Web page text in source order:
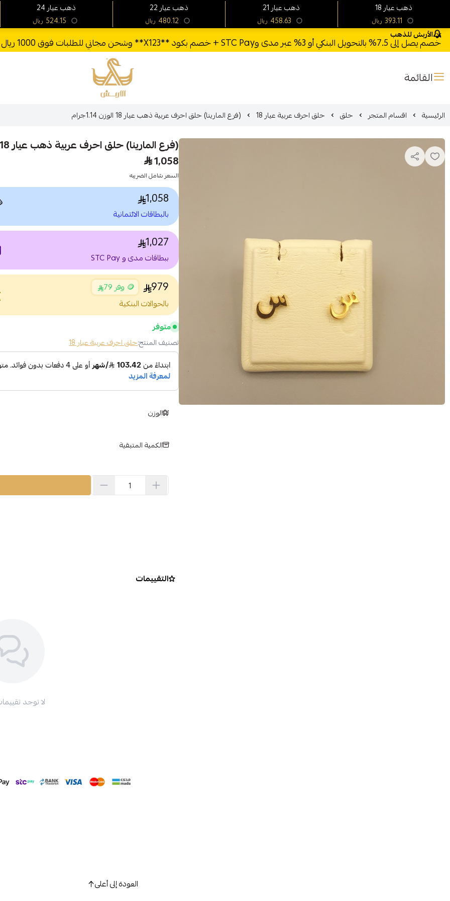
الأربش للذهب
خصم يصل إلى 7.5% بالتحويل البنكي أو 3% عبر مدى وSTC Pay + خصم بكود **X123** وشحن مجاني للطلبات فوق 1000 ريال
القائمة الأربش للذهب
الرئيسية اقسام المتجر حلق حلق احرف عربية عيار 18 (فرع المارينا) حلق احرف عربية ذهب عيار 18 الوزن 1.14جرام
(فرع المارينا) حلق احرف عربية ذهب عيار 18 الوزن 1.14جرام
1,058
السعر شامل الضريبه
1,058
بالبطاقات الائتمانية
1,027
ببطاقات مدى و STC Pay
979 🪙 وفر 79
بالحوالات البنكية
متوفر
تصنيف المنتج:حلق احرف عربية عيار 18
الوزن
الكمية المتبقية
التقييمات
لا توجد
العودة إلى أعلى
24 ذهب عيار
ريال 524.15
22 ذهب عيار
ريال 480.12
21 ذهب عيار
ريال 458.63
18 ذهب عيار
ريال 393.11